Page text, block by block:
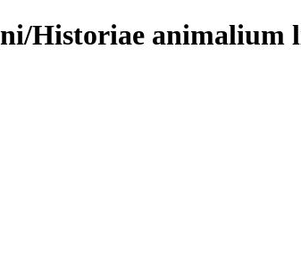
Historiae animalium